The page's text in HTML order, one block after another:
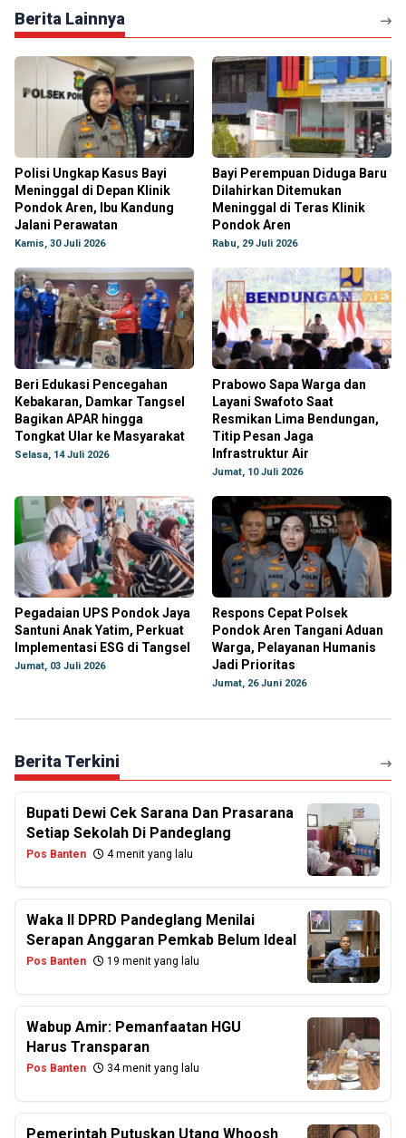
Berita Lainnya
Polisi Ungkap Kasus Bayi
Meninggal di Depan Klinik
Pondok Aren, Ibu Kandung
Jalani Perawatan
Kamis, 30 Juli 2026
Bayi Perempuan Diduga Baru
Dilahirkan Ditemukan
Meninggal di Teras Klinik
Pondok Aren
Rabu, 29 Juli 2026
Beri Edukasi Pencegahan
Kebakaran, Damkar Tangsel
Bagikan APAR hingga
Tongkat Ular ke Masyarakat
Selasa, 14 Juli 2026
Prabowo Sapa Warga dan
Layani Swafoto Saat
Resmikan Lima Bendungan,
Titip Pesan Jaga
Infrastruktur Air
Jumat, 10 Juli 2026
Pegadaian UPS Pondok Jaya
Santuni Anak Yatim, Perkuat
Implementasi ESG di Tangsel
Jumat, 03 Juli 2026
Respons Cepat Polsek
Pondok Aren Tangani Aduan
Warga, Pelayanan Humanis
Jadi Prioritas
Jumat, 26 Juni 2026
Berita Terkini
Bupati Dewi Cek Sarana Dan Prasarana
Setiap Sekolah Di Pandeglang
Pos Banten 4 menit yang lalu
Waka II DPRD Pandeglang Menilai
Serapan Anggaran Pemkab Belum Ideal
Pos Banten 19 menit yang lalu
Wabup Amir: Pemanfaatan HGU
Harus Transparan
Pos Banten 34 menit yang lalu
Pemerintah Putuskan Utang Whoosh